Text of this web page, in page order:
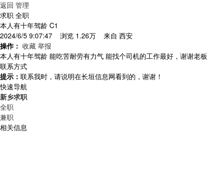
返回 管理
求职 全职
本人有十年驾龄 C1
2024/6/5 9:07:47 浏览 1.26万 来自 西安
操作： 收藏 举报
本人有十年驾龄 能吃苦耐劳有力气 能找个司机的工作最好，谢谢老板
联系方式
提示： 联系我时，请说明在长垣信息网看到的，谢谢！
快速导航
新乡求职
全职
兼职
相关信息